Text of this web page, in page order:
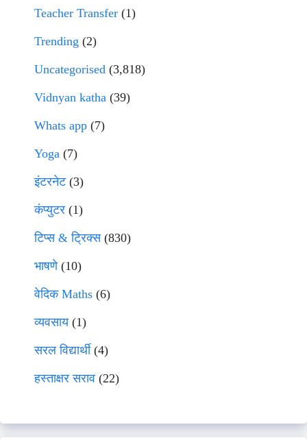
Teacher Transfer (1)
Trending (2)
Uncategorised (3,818)
Vidnyan katha (39)
Whats app (7)
Yoga (7)
इंटरनेट(3)
कंप्युटर (1)
टिप्स & ट्रिक्स(830)
भाषणे(10)
वेदिक Maths (6)
व्यवसाय(1)
सरल विद्यार्थी(4)
हस्ताक्षर सराव (22)